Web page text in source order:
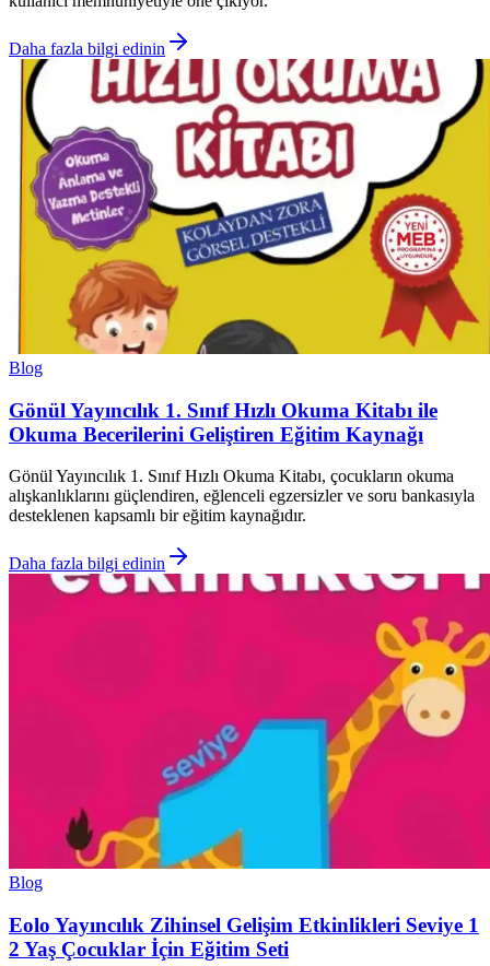
Daha fazla bilgi edinin
Blog
Gönül Yayıncılık 1. Sınıf Hızlı Okuma Kitabı ile
Okuma Becerilerini Geliştiren Eğitim Kaynağı
Gönül Yayıncılık 1. Sınıf Hızlı Okuma Kitabı, çocukların okuma
alışkanlıklarını güçlendiren, eğlenceli egzersizler ve soru bankasıyla
desteklenen kapsamlı bir eğitim kaynağıdır.
Daha fazla bilgi edinin
Blog
Eolo Yayıncılık Zihinsel Gelişim Etkinlikleri Seviye 1
2 Yaş Çocuklar İçin Eğitim Seti